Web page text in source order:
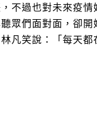
不過也對未來疫情
眾們面對面，卻
凡笑說：「每天都